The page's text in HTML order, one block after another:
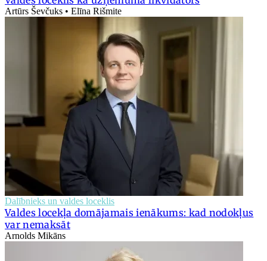
Artūrs Ševčuks • Elīna Rišmite
Dalībnieks un valdes loceklis
Valdes locekļa domājamais ienākums: kad nodokļus
var nemaksāt
Arnolds Mikāns